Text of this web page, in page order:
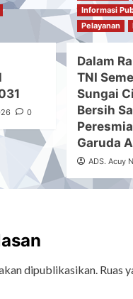
0
Informasi
Pelayanan
Dalam
TNI
Sungai
Bersih
Garuda
ADS. Acuy
dipublikasikan. Ruas